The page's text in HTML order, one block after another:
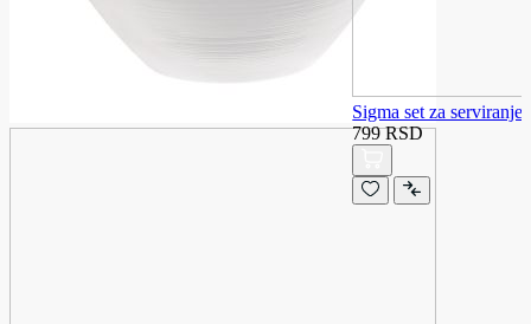
Sigma set za
799 RSD